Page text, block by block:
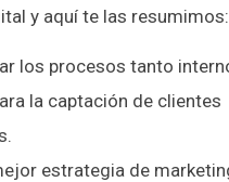
y aquí te las resumimos:
los procesos tanto
la captación de clientes
estrategia de